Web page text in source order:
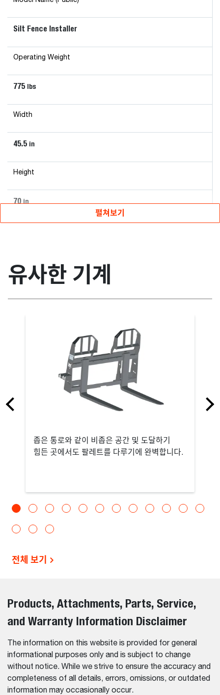
Silt Fence Installer
Operating Weight
775 lbs
Width
45.5 in
Height
70 in
펼쳐보기
유사한 기계
좁은 통로와 같이 비좁은 공간 및 도달하기
힘든 곳에서도 팔레트를 다루기에 완벽합니다.
전체 보기
Products, Attachments, Parts, Service,
and Warranty Information Disclaimer
The information on this website is provided for general
informational purposes only and is subject to change
without notice. While we strive to ensure the accuracy and
completeness of all details, errors, omissions, or outdated
information may occasionally occur.